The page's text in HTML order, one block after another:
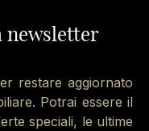
restare aggiornato
Potrai essere il
speciali, le ultime